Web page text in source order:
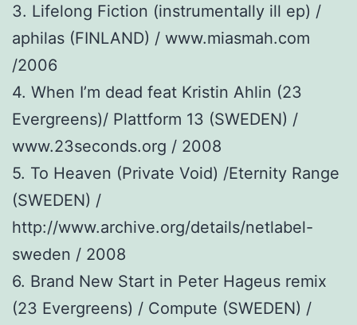
3. Lifelong Fiction (instrumentally ill ep) /
aphilas (FINLAND) / www.miasmah.com
/2006
4. When I’m dead feat Kristin Ahlin (23
Evergreens)/ Plattform 13 (SWEDEN) /
www.23seconds.org / 2008
5. To Heaven (Private Void) /Eternity Range
(SWEDEN) /
http://www.archive.org/details/netlabel-
sweden / 2008
6. Brand New Start in Peter Hageus remix
(23 Evergreens) / Compute (SWEDEN) /